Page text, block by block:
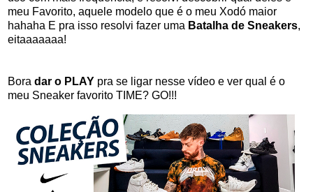
meu Favorito, aquele modelo que é o meu Xodó maior
hahaha E pra isso resolvi fazer uma Batalha de Sneakers,
eitaaaaaaa!
Bora dar o PLAY pra se ligar nesse vídeo e ver qual é o
meu Sneaker favorito TIME? GO!!!